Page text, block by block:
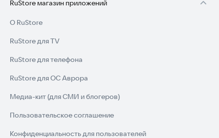
RuStore магазин приложений
О RuStore
RuStore для TV
RuStore для телефона
RuStore для ОС Аврора
Медиа-кит (для СМИ и блогеров)
Пользовательское соглашение
Конфиденциальность для пользователей